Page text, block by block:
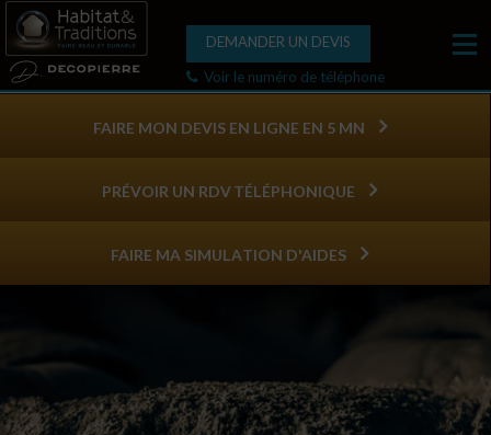
DEMANDER UN DEVIS
Voir le numéro de téléphone
FAIRE MON DEVIS EN LIGNE EN 5 MN
PRÉVOIR UN RDV TÉLÉPHONIQUE
FAIRE MA SIMULATION D'AIDES